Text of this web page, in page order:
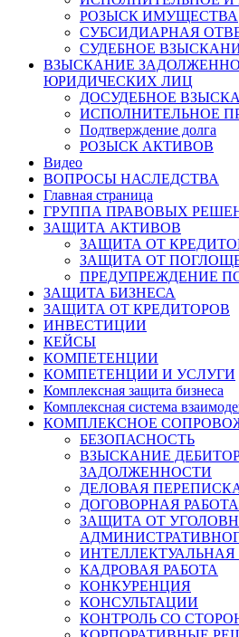
РОЗЫСК ИМУЩЕСТВА
СУБСИДИАРНАЯ
СУДЕБНОЕ
ВЗЫСКАНИЕ
ЮРИДИЧЕСКИХ ЛИЦ
ДОСУДЕБНОЕ
ИСПОЛНИТЕЛЬНОЕ
Подтверждение долга
РОЗЫСК АКТИВОВ
Видео
ВОПРОСЫ НАСЛЕДСТВА
Главная страница
ГРУППА ПРАВОВЫХ
ЗАЩИТА АКТИВОВ
ЗАЩИТА ОТ
ЗАЩИТА ОТ
ПРЕДУПРЕЖДЕНИЕ
ЗАЩИТА БИЗНЕСА
ЗАЩИТА ОТ КРЕДИТОРОВ
ИНВЕСТИЦИИ
КЕЙСЫ
КОМПЕТЕНЦИИ
КОМПЕТЕНЦИИ И УСЛУГИ
Комплексная защита бизнеса
Комплексная система
КОМПЛЕКСНОЕ
БЕЗОПАСНОСТЬ
ВЗЫСКАНИЕ
ЗАДОЛЖЕННОСТИ
ДЕЛОВАЯ
ДОГОВОРНАЯ РАБОТА
ЗАЩИТА ОТ
КАДРОВАЯ РАБОТА
КОНКУРЕНЦИЯ
КОНСУЛЬТАЦИИ
КОНТРОЛЬ СО